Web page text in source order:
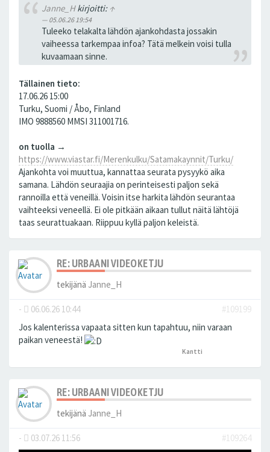
Janne_Hkirjoitti: ↑
05.06.26 19:54
Tuleeko telakalta lähdön ajankohdasta jossakin
vaiheessa tarkempaa infoa? Tätä melkein voisi tulla
kuvaamaan sinne.
Tällainen tieto:
17.06.26 15:00
Turku, Suomi / Åbo, Finland
IMO 9888560 MMSI 311001716.
on tuolla →
https://www.viastar.fi/Merenkulku/Satamakaynnit/Turku/
Ajankohta voi muuttua, kannattaa seurata pysyykö aika
samana. Lähdön seuraajia on perinteisesti paljon sekä
rannoilla että veneillä. Voisin itse harkita lähdön seurantaa
vaihteeksi veneellä. Ei ole pitkään aikaan tullut näitä lähtöjä
taas seurattuakaan. Riippuu kyllä paljon keleistä.
RE: URBAANI VIDEOKETJU
tekijänä Janne_H
- 06.06.26 10:44
#109199
Jos kalenterissa vapaata sitten kun tapahtuu, niin varaan
paikan veneestä!
Kantti
RE: URBAANI VIDEOKETJU
tekijänä Janne_H
- 03.07.26 11:56 #109264